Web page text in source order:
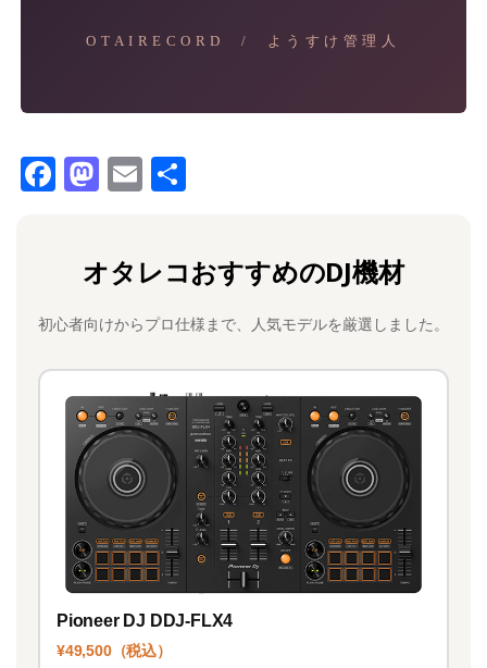
OTAIRECORD / ようすけ管理人
F
b
o
o
k
M
o
d
o
n
E
l
オタレコおすすめのDJ機材
初心者向けからプロ仕様まで、人気モデルを厳選しました。
Pioneer DJ DDJ-FLX4
¥49,500（税込）